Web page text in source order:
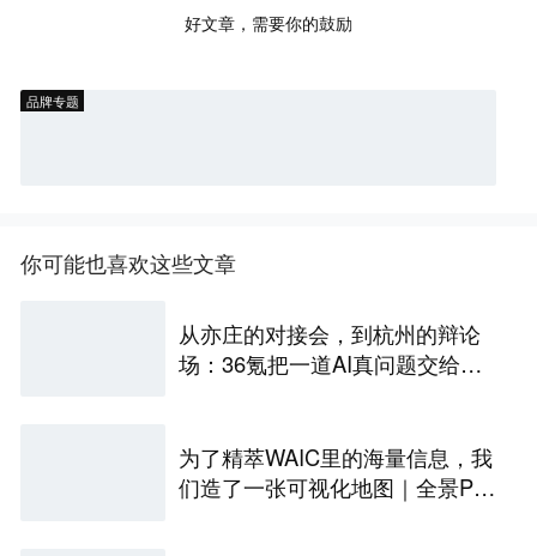
好文章，需要你的鼓励
品牌专题
你可能也喜欢这些文章
从亦庄的对接会，到杭州的辩论
场：36氪把一道AI真问题交给了
为了精萃WAIC里的海量信息，我
们造了一张可视化地图｜全景PA